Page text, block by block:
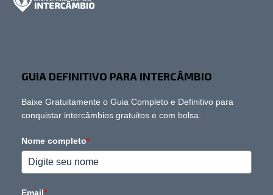
GUIA DEFINITIVO PARA INTERCÂMBIO
Baixe Gratuitamente o Guia Completo e Definitivo para
conquistar intercâmbios gratuitos e com bolsa.
Nome completo*
Email*